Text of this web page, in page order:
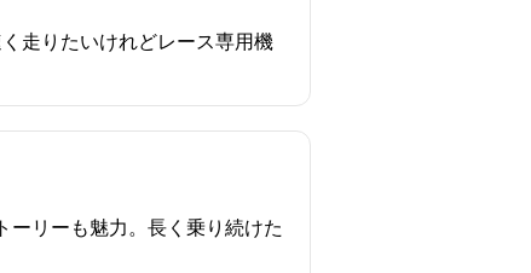
走りたいけれどレース専用機
リーも魅力。長く乗り続けた